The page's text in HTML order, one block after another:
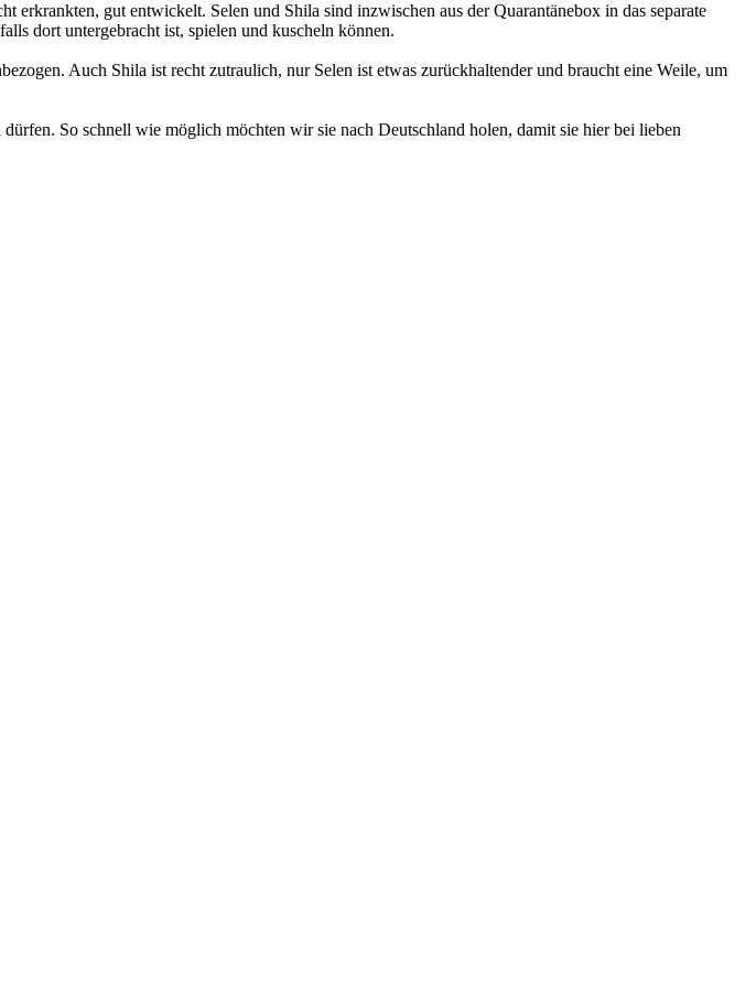
gut entwickelt. Selen und Shila sind inzwischen aus der Quarantänebox in das separate
dort untergebracht ist, spielen und kuscheln können.
Auch Shila ist recht zutraulich, nur Selen ist etwas zurückhaltender und braucht eine Weile, um
So schnell wie möglich möchten wir sie nach Deutschland holen, damit sie hier bei lieben